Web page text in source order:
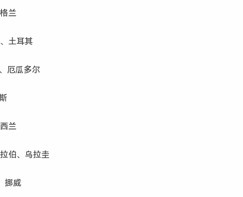
兰
土耳其
厄瓜多尔
兰
伯、乌拉圭
挪威